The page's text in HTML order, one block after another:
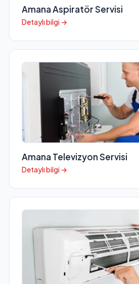
Amana Aspiratör Servisi
Detaylı bilgi →
Amana Televizyon Servisi
Detaylı bilgi →